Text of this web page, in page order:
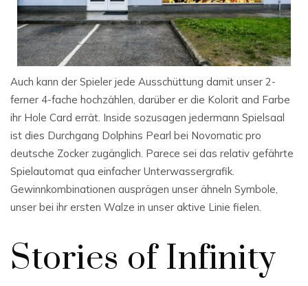
Auch kann der Spieler jede Ausschüttung damit unser 2-
ferner 4-fache hochzählen, darüber er die Kolorit and Farbe
ihr Hole Card errät. Inside sozusagen jedermann Spielsaal
ist dies Durchgang Dolphins Pearl bei Novomatic pro
deutsche Zocker zugänglich. Parece sei das relativ gefährte
Spielautomat qua einfacher Unterwassergrafik.
Gewinnkombinationen ausprägen unser ähneln Symbole,
unser bei ihr ersten Walze in unser aktive Linie fielen.
Stories of Infinity